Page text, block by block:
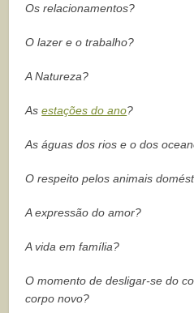
Os relacionamentos?
O lazer e o trabalho?
A Natureza?
Asestações do ano?
As águas dos rios e o dos
O respeito pelos animais
A expressão do amor?
A vida em família?
O momento de desligar-se do
corpo novo?